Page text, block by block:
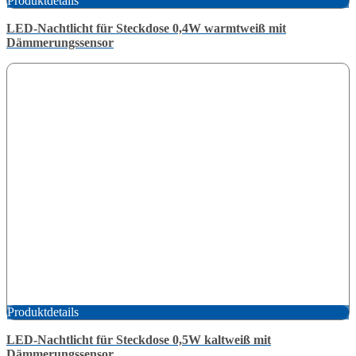
LED-Nachtlicht für Steckdose 0,4W warmtweiß mit
Dämmerungssensor
Produktdetails
LED-Nachtlicht für Steckdose 0,5W kaltweiß mit